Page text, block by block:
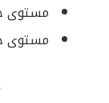
مستوى
مستوى